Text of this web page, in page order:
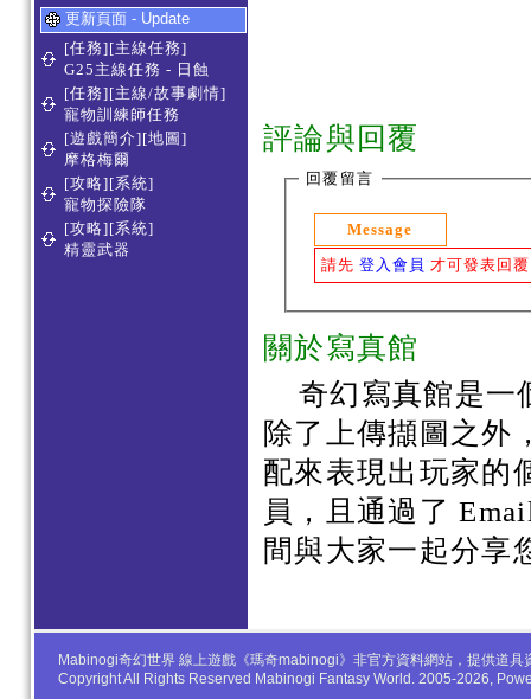
更新頁面 - Update
[任務][主線任務]
G25主線任務 - 日蝕
[任務][主線/故事劇情]
寵物訓練師任務
[遊戲簡介][地圖]
摩格梅爾
[攻略][系統]
寵物探險隊
[攻略][系統]
精靈武器
評論與回覆
回覆留言
Message
請先 登入會員 才可發表回
關於寫真館
奇幻寫真館是一
除了上傳擷圖之外
配來表現出玩家的
員，且通過了
間與大家一起分享
Mabinogi奇幻世界 線上遊戲《瑪奇mabinogi》非官方資料網站，提供道
Copyright All Rights Reserved Mabinogi Fantasy World. 2005-2026,